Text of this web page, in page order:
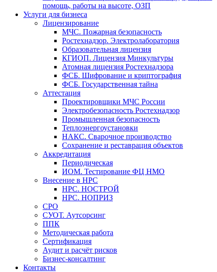
помощь, работы на высоте, ОЗП
Услуги для бизнеса
Лицензирование
МЧС. Пожарная безопасность
Ростехнадзор. Электролаборатория
Образовательная лицензия
КГИОП. Лицензия Минкультуры
Атомная лицензия Ростехнадзора
ФСБ. Шифрование и криптография
ФСБ. Государственная тайна
Аттестация
Проектировщики МЧС России
Электробезопасность Ростехнадзор
Промышленная безопасность
Теплоэнергоустановки
НАКС. Сварочное производство
Сохранение и реставрация объектов
Аккредитация
Периодическая
ИОМ. Тестирование ФЦ НМО
Внесение в НРС
НРС. НОСТРОЙ
НРС. НОПРИЗ
СРО
СУОТ. Аутсорсинг
ППК
Методическая работа
Сертификация
Аудит и расчёт рисков
Бизнес-консалтинг
Контакты